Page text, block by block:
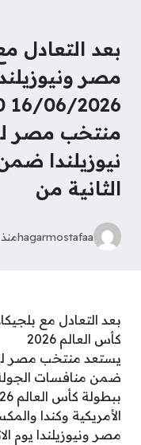
بعد التعادل
منتخب مصر
نيوزيلندا
الثانية من
hagarmostafaa
بعد التعادل مع
كأس العالم 2026
يستعد منتخب مصر
ضمن منافسات
الأمريكية وكندا